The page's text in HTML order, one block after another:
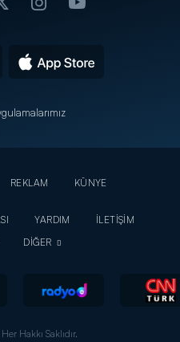
REKLAM
KÜNYE
YARDIM
İLETİŞİM
DİĞER
Hakkı Saklıdır.